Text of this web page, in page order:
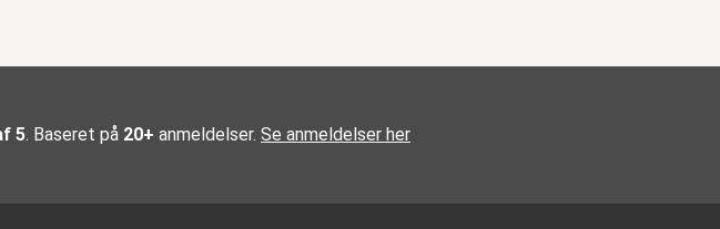
5. Baseret på 20+ anmeldelser. Se anmeldelser her